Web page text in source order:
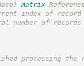
matrix
index of
number of records
processing the